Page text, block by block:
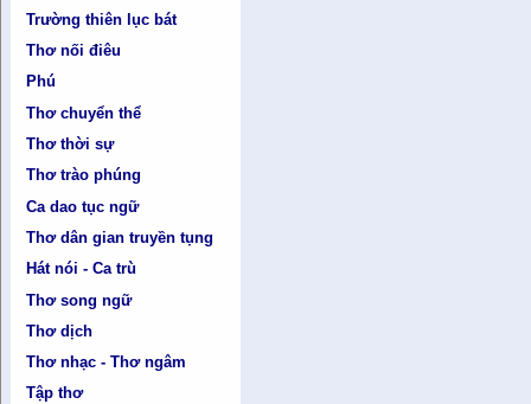
Trường thiên lục bát
Thơ nối điêu
Phú
Thơ chuyển thể
Thơ thời sự
Thơ trào phúng
Ca dao tục ngữ
Thơ dân gian truyền tụng
Hát nói - Ca trù
Thơ song ngữ
Thơ dịch
Thơ nhạc - Thơ ngâm
Tập thơ